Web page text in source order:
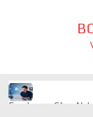
Freelancer Công